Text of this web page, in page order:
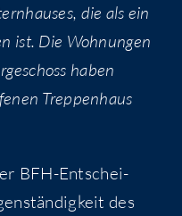
die als ein
ist. Die Woh­nun­gen
haben
Trep­pen­haus
BFH-Ent­schei­
des